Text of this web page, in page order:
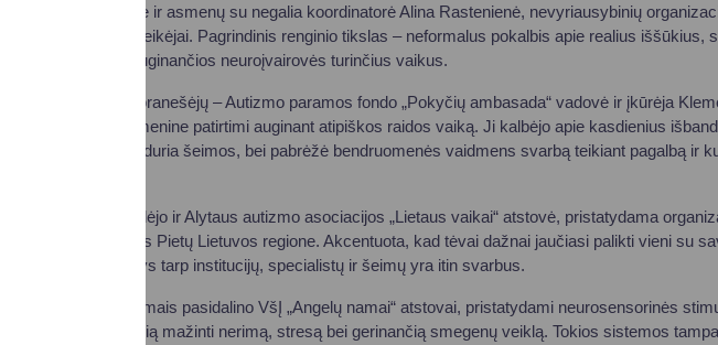
Ligita Baranauskienė ir asmenų su negalia koordinatorė Alina Rastenienė, nevyriausybinių
socialinių paslaugų teikėjai. Pagrindinis renginio tikslas – neformalus pokalbis apie realius iššūkius,
susiduria šeimos, auginančios neuroįvairovės turinčius vaikus.
Viena iš susitikimo pranešėjų – Autizmo paramos fondo „Pokyčių ambasada“ vadovė ir įkūrėja
– atvirai dalinosi asmenine patirtimi auginant atipiškos raidos vaiką. Ji kalbėjo apie kasdienius
krūvį, su kuriuo susiduria šeimos, bei pabrėžė bendruomenės vaidmens svarbą teikiant pagalbą ir
Prie diskusijos prisidėjo ir Alytaus autizmo asociacijos „Lietaus vaikai“ atstovė, pristatydama
siekį plėsti paslaugas Pietų Lietuvos regione. Akcentuota, kad tėvai dažnai jaučiasi palikti vieni su
todėl nuoseklus ryšys tarp institucijų, specialistų ir šeimų yra itin svarbus.
Inovatyviais sprendimais pasidalino VšĮ „Angelų namai“ atstovai, pristatydami neurosensorinės
priemonę, padedančią mažinti nerimą, stresą bei gerinančią smegenų veiklą. Tokios sistemos